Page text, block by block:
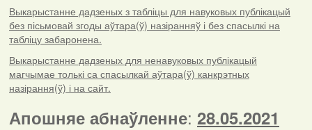
Выкарыстанне дадзеных з табліцы для навуковых публікацый
без пісьмовай згоды аўтара(ў) назіранняў і без спасылкі на
табліцу забаронена.
Выкарыстанне дадзеных для ненавуковых публікацый
магчымае толькі са спасылкай аўтара(ў) канкрэтных
назірання(ў) і на сайт.
Апошняе абнаўленне: 28.05.2021